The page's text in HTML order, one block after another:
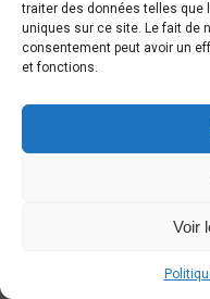
traiter des données telles que
uniques sur ce site. Le fait de
consentement peut avoir un
et fonctions.
Voir